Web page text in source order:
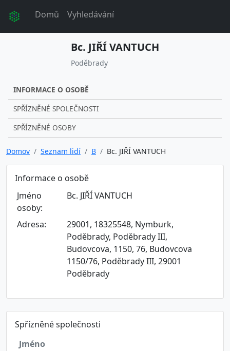
Domů Vyhledávání
Bc. JIŘÍ VANTUCH
Poděbrady
INFORMACE O OSOBĚ
SPŘÍZNĚNÉ SPOLEČNOSTI
SPŘÍZNĚNÉ OSOBY
Domov Seznam lidí B Bc. JIŘÍ VANTUCH
Informace o osobě
Jméno
osoby:
Bc. JIŘÍ VANTUCH
Adresa:
29001, 18325548, Nymburk,
Poděbrady, Poděbrady III,
Budovcova, 1150, 76, Budovcova
1150/76, Poděbrady III, 29001
Poděbrady
Spřízněné společnosti
Jméno